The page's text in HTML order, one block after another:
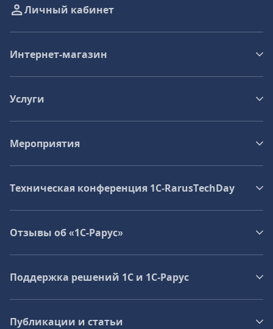
Личный кабинет
Интернет-магазин
Услуги
Мероприятия
Техническая конференция 1C‑RarusTechDay
Отзывы об «1С-Рарус»
Поддержка решений 1С и 1С‑Рарус
Публикации и статьи